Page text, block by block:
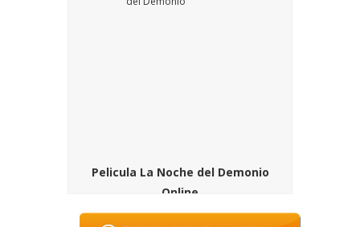
Pelicula La Noche del Demonio
Online
SINOPSIS